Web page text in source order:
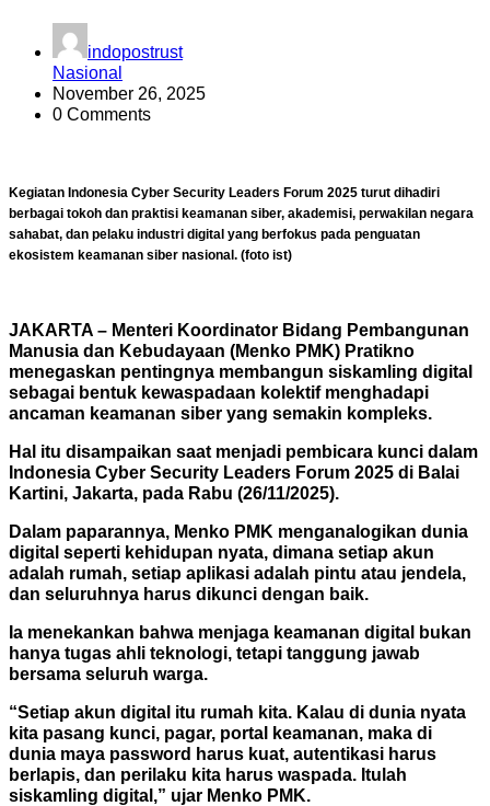
indopostrust
Nasional
November 26, 2025
0 Comments
Kegiatan Indonesia Cyber Security Leaders Forum 2025 turut dihadiri
berbagai tokoh dan praktisi keamanan siber, akademisi, perwakilan negara
sahabat, dan pelaku industri digital yang berfokus pada penguatan
ekosistem keamanan siber nasional. (foto ist)
JAKARTA – Menteri Koordinator Bidang Pembangunan
Manusia dan Kebudayaan (Menko PMK) Pratikno
menegaskan pentingnya membangun siskamling digital
sebagai bentuk kewaspadaan kolektif menghadapi
ancaman keamanan siber yang semakin kompleks.
Hal itu disampaikan saat menjadi pembicara kunci dalam
Indonesia Cyber Security Leaders Forum 2025 di Balai
Kartini, Jakarta, pada Rabu (26/11/2025).
Dalam paparannya, Menko PMK menganalogikan dunia
digital seperti kehidupan nyata, dimana setiap akun
adalah rumah, setiap aplikasi adalah pintu atau jendela,
dan seluruhnya harus dikunci dengan baik.
Ia menekankan bahwa menjaga keamanan digital bukan
hanya tugas ahli teknologi, tetapi tanggung jawab
bersama seluruh warga.
“Setiap akun digital itu rumah kita. Kalau di dunia nyata
kita pasang kunci, pagar, portal keamanan, maka di
dunia maya password harus kuat, autentikasi harus
berlapis, dan perilaku kita harus waspada. Itulah
siskamling digital,” ujar Menko PMK.